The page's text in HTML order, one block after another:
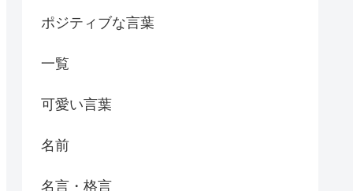
ポジティブな言葉
一覧
可愛い言葉
名前
名言・格言